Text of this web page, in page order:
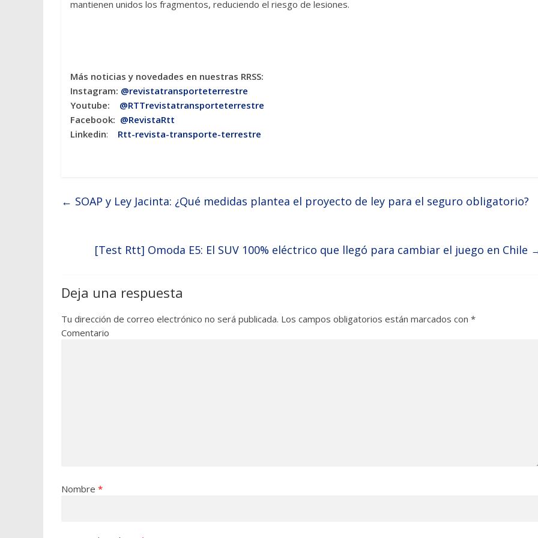
mantienen unidos los fragmentos, reduciendo el riesgo de lesiones.
Más noticias y novedades en nuestras RRSS:
Instagram: @revistatransporteterrestre
Youtube: @RTTrevistatransporteterrestre
Facebook: @RevistaRtt
Linkedin: Rtt-revista-transporte-terrestre
← SOAP y Ley Jacinta: ¿Qué medidas plantea el proyecto de ley para el seguro obligatorio?
[Test Rtt] Omoda E5: El SUV 100% eléctrico que llegó para cambiar el juego en Chile
Deja una respuesta
Tu dirección de correo electrónico no será publicada. Los campos obligatorios están marcados con *
Comentario
Nombre *